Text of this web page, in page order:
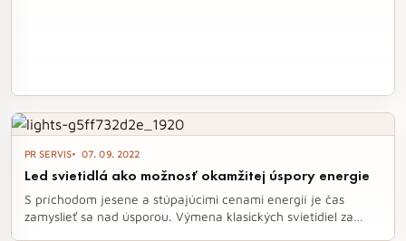
PR SERVIS 07. 09. 2022
Led svietidlá ako možnosť okamžitej úspory energie
S príchodom jesene a stúpajúcimi cenami energií je čas
zamyslieť sa nad úsporou. Výmena klasických svietidiel za